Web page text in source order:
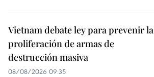
Vietnam debate ley para prevenir la
proliferación de armas de
destrucción masiva
08/08/2026 09:35